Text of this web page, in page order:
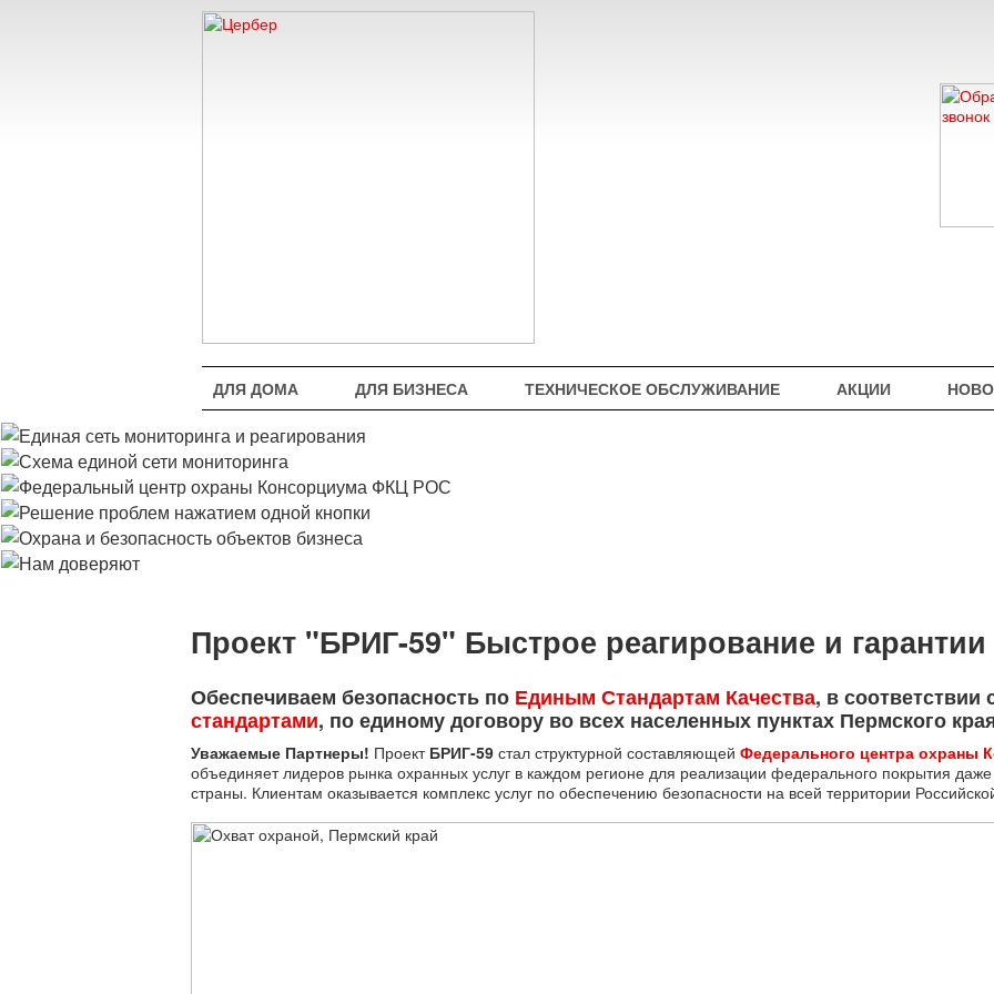
ДЛЯ ДОМА ДЛЯ БИЗНЕСА ТЕХНИЧЕСКОЕ ОБСЛУЖИВАНИЕ АКЦИИ
Проект "БРИГ-59" Быстрое реагирование и гарантии
Обеспечиваем безопасность по Единым Стандартам Качества, в соответствии
стандартами, по единому договору во всех населенных пунктах Пермского
Уважаемые Партнеры! Проект БРИГ-59 стал структурной составляющей Федерального центра охраны
объединяет лидеров рынка охранных услуг в каждом регионе для реализации федерального покрытия
страны. Клиентам оказывается комплекс услуг по обеспечению безопасности на всей территории